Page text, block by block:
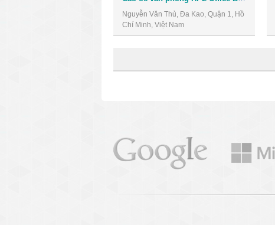
Nguyễn Văn Thủ, Đa Kao, Quận 1, Hồ
Chí Minh, Việt Nam